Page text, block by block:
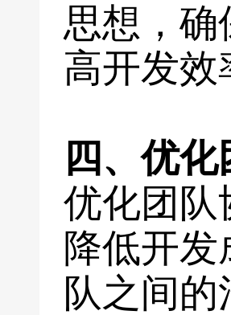
思想，确
高开发效
四、优
优化团队
降低开
队之间